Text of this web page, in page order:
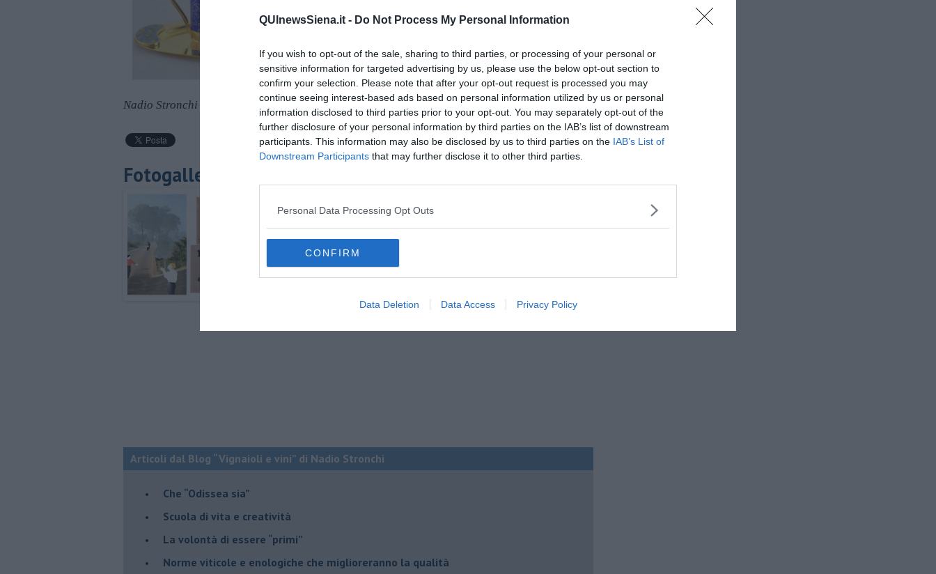
QUInewsSiena.it - Do Not Process My Personal Information
If you wish to opt-out of the sale, sharing to third parties, or processing of your personal or
sensitive information for targeted advertising by us, please use the below opt-out section to
confirm your selection. Please note that after your opt-out request is processed you may
continue seeing interest-based ads based on personal information utilized by us or personal
information disclosed to third parties prior to your opt-out. You may separately opt-out of the
further disclosure of your personal information by third parties on the IAB’s list of downstream
participants. This information may also be disclosed by us to third parties on the IAB’s List of
Downstream Participants that may further disclose it to other third parties.
Personal Data Processing Opt Outs
CONFIRM
Data Deletion Data Access Privacy Policy
Nadio Stronchi
Fotogallery
Articoli dal Blog “Vignaioli e vini” di Nadio Stronchi
​Che “Odissea sia”
Scuola di vita e creatività
​La volontà di essere “primi”
Norme viticole e enologiche che miglioreranno la qualità